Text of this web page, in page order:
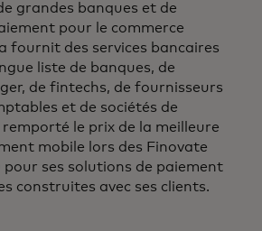
grandes banques et de
pour le commerce
fournit des services bancaires
liste de banques, de
de fintechs, de fournisseurs
et de sociétés de
le prix de la meilleure
mobile lors des Finovate
pour ses solutions de paiement
construites avec ses clients.